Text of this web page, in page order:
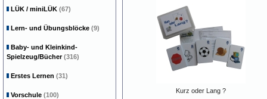
Kurz oder Lang ?
LÜK / miniLÜK (67)
Lern- und Übungsblöcke (9)
Baby- und Kleinkind-
Spielzeug/Bücher(316)
Erstes Lernen (31)
Vorschule (100)